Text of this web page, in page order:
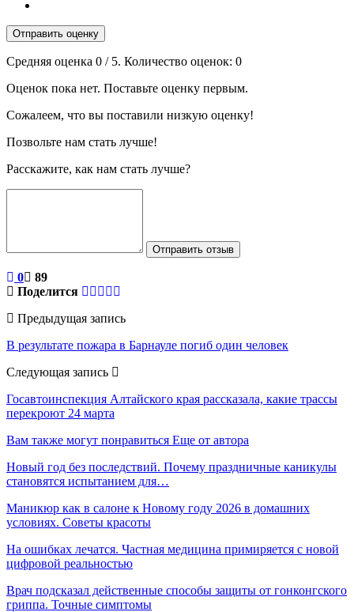
Отправить оценку
Средняя оценка 0 / 5. Количество оценок: 0
Оценок пока нет. Поставьте оценку первым.
Сожалеем, что вы поставили низкую оценку!
Позвольте нам стать лучше!
Расскажите, как нам стать лучше?
Отправить отзыв
0
89
Поделится
Предыдущая запись
В результате пожара в Барнауле погиб один человек
Следующая запись
Госавтоинспекция Алтайского края рассказала, какие трассы
перекроют 24 марта
Вам также могут понравиться Еще от автора
Новый год без последствий. Почему праздничные каникулы
становятся испытанием для…
Маникюр как в салоне к Новому году 2026 в домашних
условиях. Советы красоты
На ошибках лечатся. Частная медицина примиряется с новой
цифровой реальностью
Врач подсказал действенные способы защиты от гонконгского
гриппа. Точные симптомы